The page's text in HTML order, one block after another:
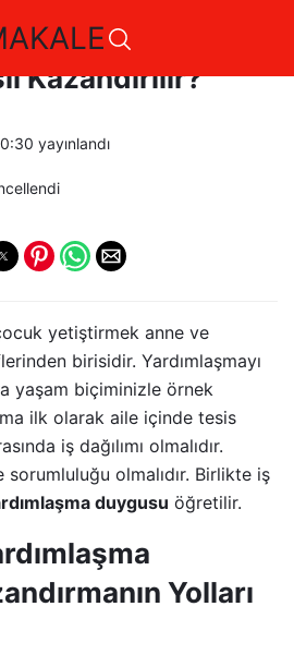
Kazandırılır?
yayınlandı
yetiştirmek anne ve
birisidir. Yardımlaşmayı
yaşam biçiminizle örnek
ilk olarak aile içinde tesis
iş dağılımı olmalıdır.
olmalıdır. Birlikte iş
duygusu öğretilir.
Yolları